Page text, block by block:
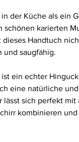
der Küche als ein
schönen karierten
Handtuch
und saugfähig.
ist ein echter
eine natürliche
lässt sich perfekt mit
kombinieren